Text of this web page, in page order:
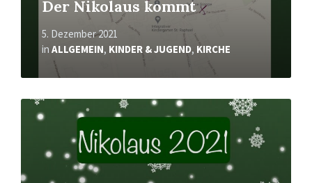
Der Nikolaus kommt
5. Dezember 2021
in ALLGEMEIN, KINDER & JUGEND, KIRCHE
Mehr
erfahren